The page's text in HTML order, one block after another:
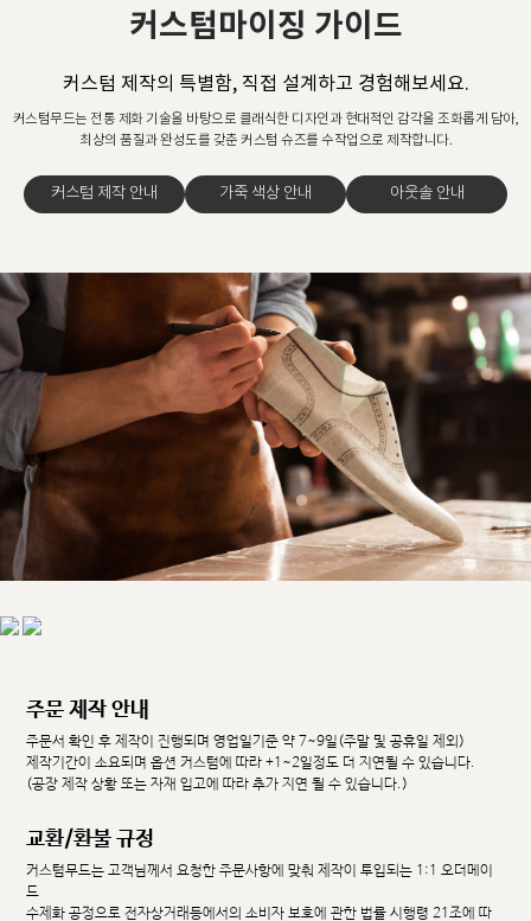
커스텀마이징 가이드
커스텀 제작의 특별함, 직접 설계하고 경험해보세요.
커스텀무드는 전통 제화 기술을 바탕으로 클래식한 디자인과 현대적인 감각을 조화롭게 담아,
최상의 품질과 완성도를 갖춘 커스텀 슈즈를 수작업으로 제작합니다.
커스텀 제작 안내 가죽 색상 안내 아웃솔 안내
주문 제작 안내
주문서 확인 후 제작이 진행되며 영업일기준 약 7~9일(주말 및 공휴일 제외)
제작기간이 소요되며 옵션 커스텀에 따라 +1~2일정도 더 지연될 수 있습니다.
(공장 제작 상황 또는 자재 입고에 따라 추가 지연 될 수 있습니다.)
교환/환불 규정
커스텀무드는 고객님께서 요청한 주문사항에 맞춰 제작이 투입되는 1:1 오더메이
드
수제화 공정으로 전자상거래등에서의 소비자 보호에 관한 법률 시행령 21조에 따